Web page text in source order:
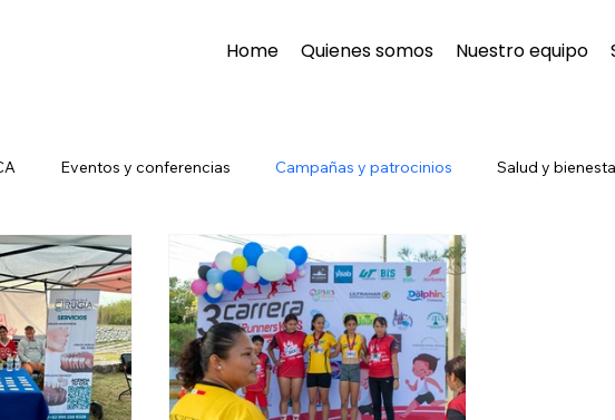
Home Quienes somos Nuestro equipo
Eventos y conferencias Campañas y patrocinios Salud y
Eventos y Conferencias